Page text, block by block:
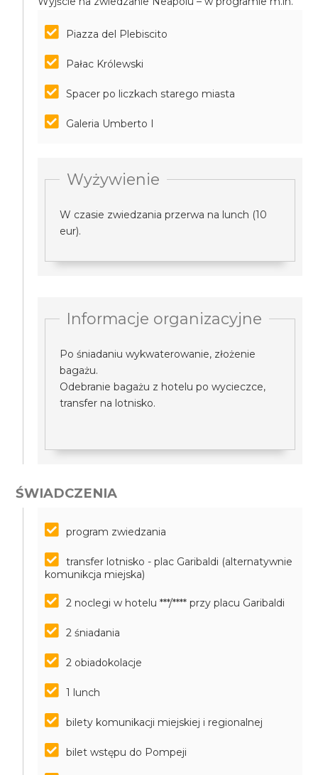
Piazza del Plebiscito
Pałac Królewski
Spacer po liczkach starego miasta
Galeria Umberto I
Wyżywienie
W czasie zwiedzania przerwa na lunch (10
eur).
Informacje organizacyjne
Po śniadaniu wykwaterowanie, złożenie
bagażu.
Odebranie bagażu z hotelu po wycieczce,
transfer na lotnisko.
ŚWIADCZENIA
program zwiedzania
transfer lotnisko - plac Garibaldi (alternatywnie
komunikcja miejska)
2 noclegi w hotelu ***/**** przy placu Garibaldi
2 śniadania
2 obiadokolacje
1 lunch
bilety komunikacji miejskiej i regionalnej
bilet wstępu do Pompeji